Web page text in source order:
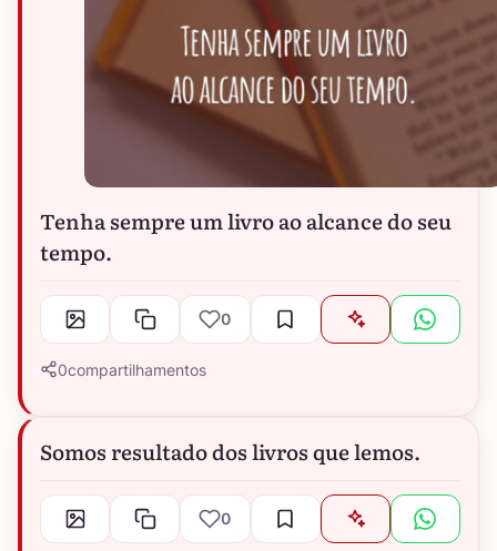
Tenha sempre um livro ao alcance do seu
tempo.
0
0compartilhamentos
Somos resultado dos livros que lemos.
0